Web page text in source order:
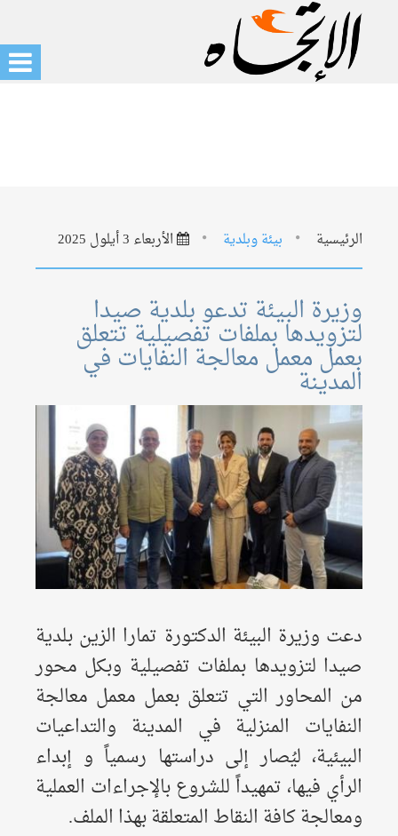
الرئيسية بيئة وبلدية الأربعاء 3 أيلول 2025
وزيرة البيئة تدعو بلدية صيدا
لتزويدها بملفات تفصيلية تتعلق
بعمل معمل معالجة النفايات في
المدينة
دعت وزيرة البيئة الدكتورة تمارا الزين بلدية
صيدا لتزويدها بملفات تفصيلية وبكل محور
من المحاور التي تتعلق بعمل معمل معالجة
النفايات المنزلية في المدينة والتداعيات
البيئية، ليُصار إلى دراستها رسمياً و إبداء
الرأي فيها، تمهيداً للشروع بالإجراءات العملية
ومعالجة كافة النقاط المتعلقة بهذا الملف.